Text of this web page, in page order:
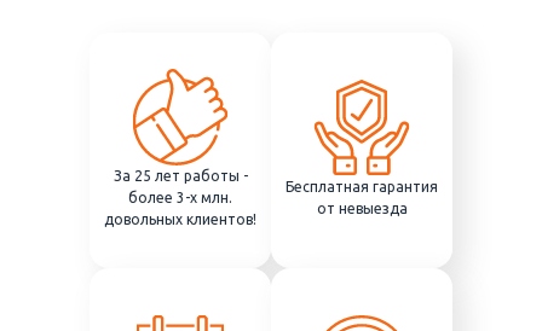
За 25 лет работы -
более 3-х млн.
довольных клиентов!
Бесплатная гарантия
от невыезда